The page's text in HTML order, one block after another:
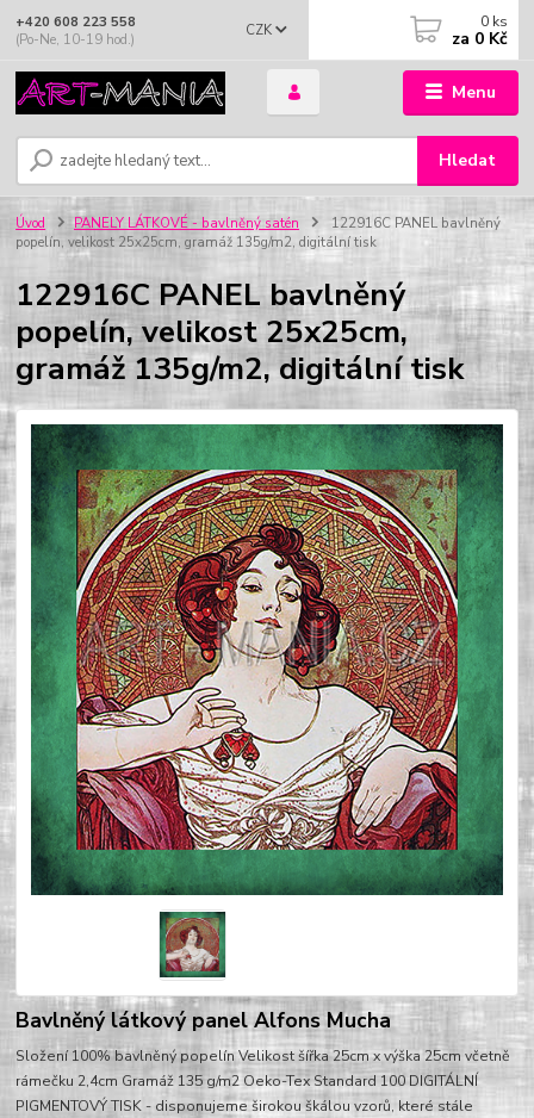
Menu
CZK
Hledat
+420 608 223 558
(Po-Ne, 10-19 hod.)
0 ks
za 0 Kč
Úvod PANELY LÁTKOVÉ - bavlněný satén
122916C PANEL bavlněný
popelín, velikost 25x25cm, gramáž 135g/m2, digitální tisk
122916C PANEL bavlněný
popelín, velikost 25x25cm,
gramáž 135g/m2, digitální tisk
Bavlněný látkový panel Alfons Mucha
Složení 100% bavlněný popelín Velikost šířka 25cm x výška 25cm včetně
rámečku 2,4cm Gramáž 135 g/m2 Oeko-Tex Standard 100 DIGITÁLNÍ
PIGMENTOVÝ TISK - disponujeme širokou škálou vzorů, které stále